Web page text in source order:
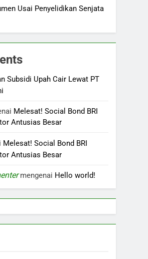
Usai Penyelidikan Senjata
Subsidi Upah Cair Lewat PT
Melesat! Social Bond BRI
Antusias Besar
Melesat! Social Bond BRI
Antusias Besar
mengenai Hello world!